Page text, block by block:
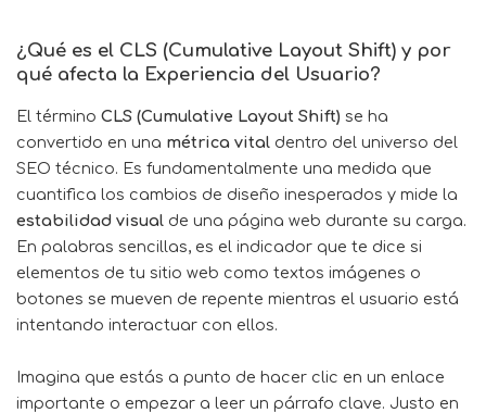
¿Qué es el CLS (Cumulative Layout Shift) y por
qué afecta la Experiencia del Usuario?
El término CLS (Cumulative Layout Shift) se ha
convertido en una métrica vital dentro del universo del
SEO técnico. Es fundamentalmente una medida que
cuantifica los cambios de diseño inesperados y mide la
estabilidad visual de una página web durante su carga.
En palabras sencillas, es el indicador que te dice si
elementos de tu sitio web como textos imágenes o
botones se mueven de repente mientras el usuario está
intentando interactuar con ellos.
Imagina que estás a punto de hacer clic en un enlace
importante o empezar a leer un párrafo clave. Justo en